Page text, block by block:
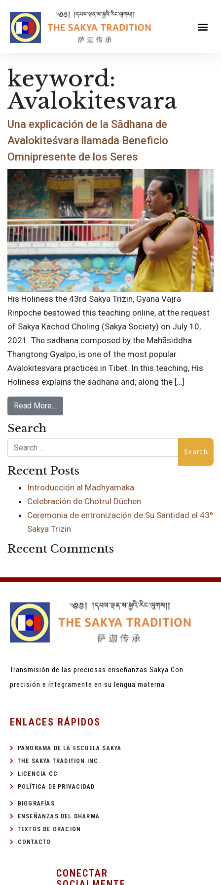
keyword:
Avalokitesvara
Una explicación de la Sādhana de
Avalokiteśvara llamada Beneficio
Omnipresente de los Seres
His Holiness the 43rd Sakya Trizin, Gyana Vajra
Rinpoche bestowed this teaching online, at the request
of Sakya Kachod Choling (Sakya Society) on July 10,
2021. The sadhana composed by the Mahāsiddha
Thangtong Gyalpo, is one of the most popular
Avalokitesvara practices in Tibet. In this teaching, His
Holiness explains the sadhana and, along the […]
Read More…
Search
Search
Recent Posts
Introducción al Madhyamaka
Celebración de Chotrul Düchen
Ceremonia de entronización de Su Santidad el 43º
Sakya Trizin
Recent Comments
Transmisión de las preciosas enseñanzas Sakya Con
precisión e íntegramente en su lengua materna
ENLACES RÁPIDOS
PANORAMA DE LA ESCUELA SAKYA
THE SAKYA TRADITION INC.
LICENCIA CC
POLÍTICA DE PRIVACIDAD
BIOGRAFÍAS
ENSEÑANZAS DEL DHARMA
TEXTOS DE ORACIÓN
CONTACTO
CONECTAR